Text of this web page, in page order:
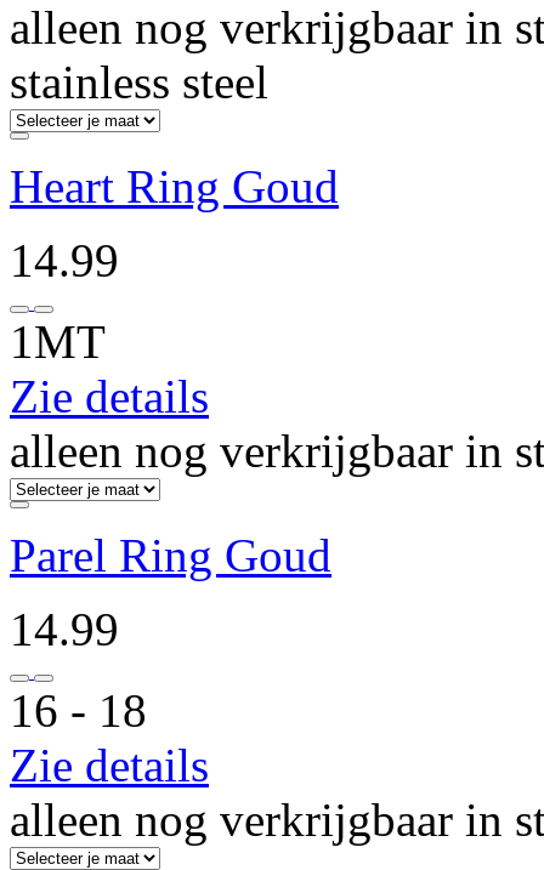
alleen nog verkrijgbaar in
stainless steel
Heart Ring Goud
14.99
1MT
Zie details
alleen nog verkrijgbaar in
Parel Ring Goud
14.99
16 ‐ 18
Zie details
alleen nog verkrijgbaar in